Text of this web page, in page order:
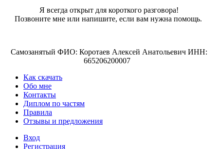
Я всегда открыт для короткого разговора!
Позвоните мне или напишите, если вам нужна помощь.
Самозанятый ФИО: Коротаев Алексей Анатольевич ИНН:
665206200007
Как скачать
Обо мне
Контакты
Диплом по частям
Правила
Отзывы и предложения
Вход
Регистрация